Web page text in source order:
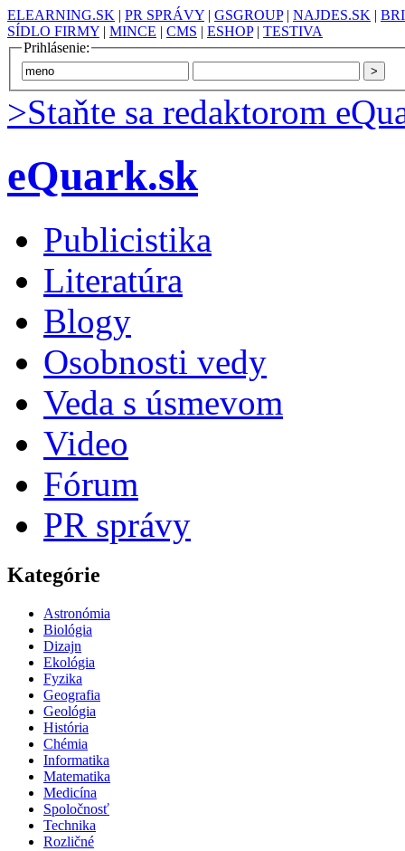
ELEARNING.SK | PR SPRÁVY | GSGROUP| NAJDES.SK |
SÍDLO FIRMY | MINCE | CMS | ESHOP| TESTIVA
Prihlásenie:
>Staňte sa redaktorom
eQuark.sk
Publicistika
Literatúra
Blogy
Osobnosti vedy
Veda s úsmevom
Video
Fórum
PR správy
Kategórie
Astronómia
Biológia
Dizajn
Ekológia
Fyzika
Geografia
Geológia
História
Chémia
Informatika
Matematika
Medicína
Spoločnosť
Technika
Rozličné